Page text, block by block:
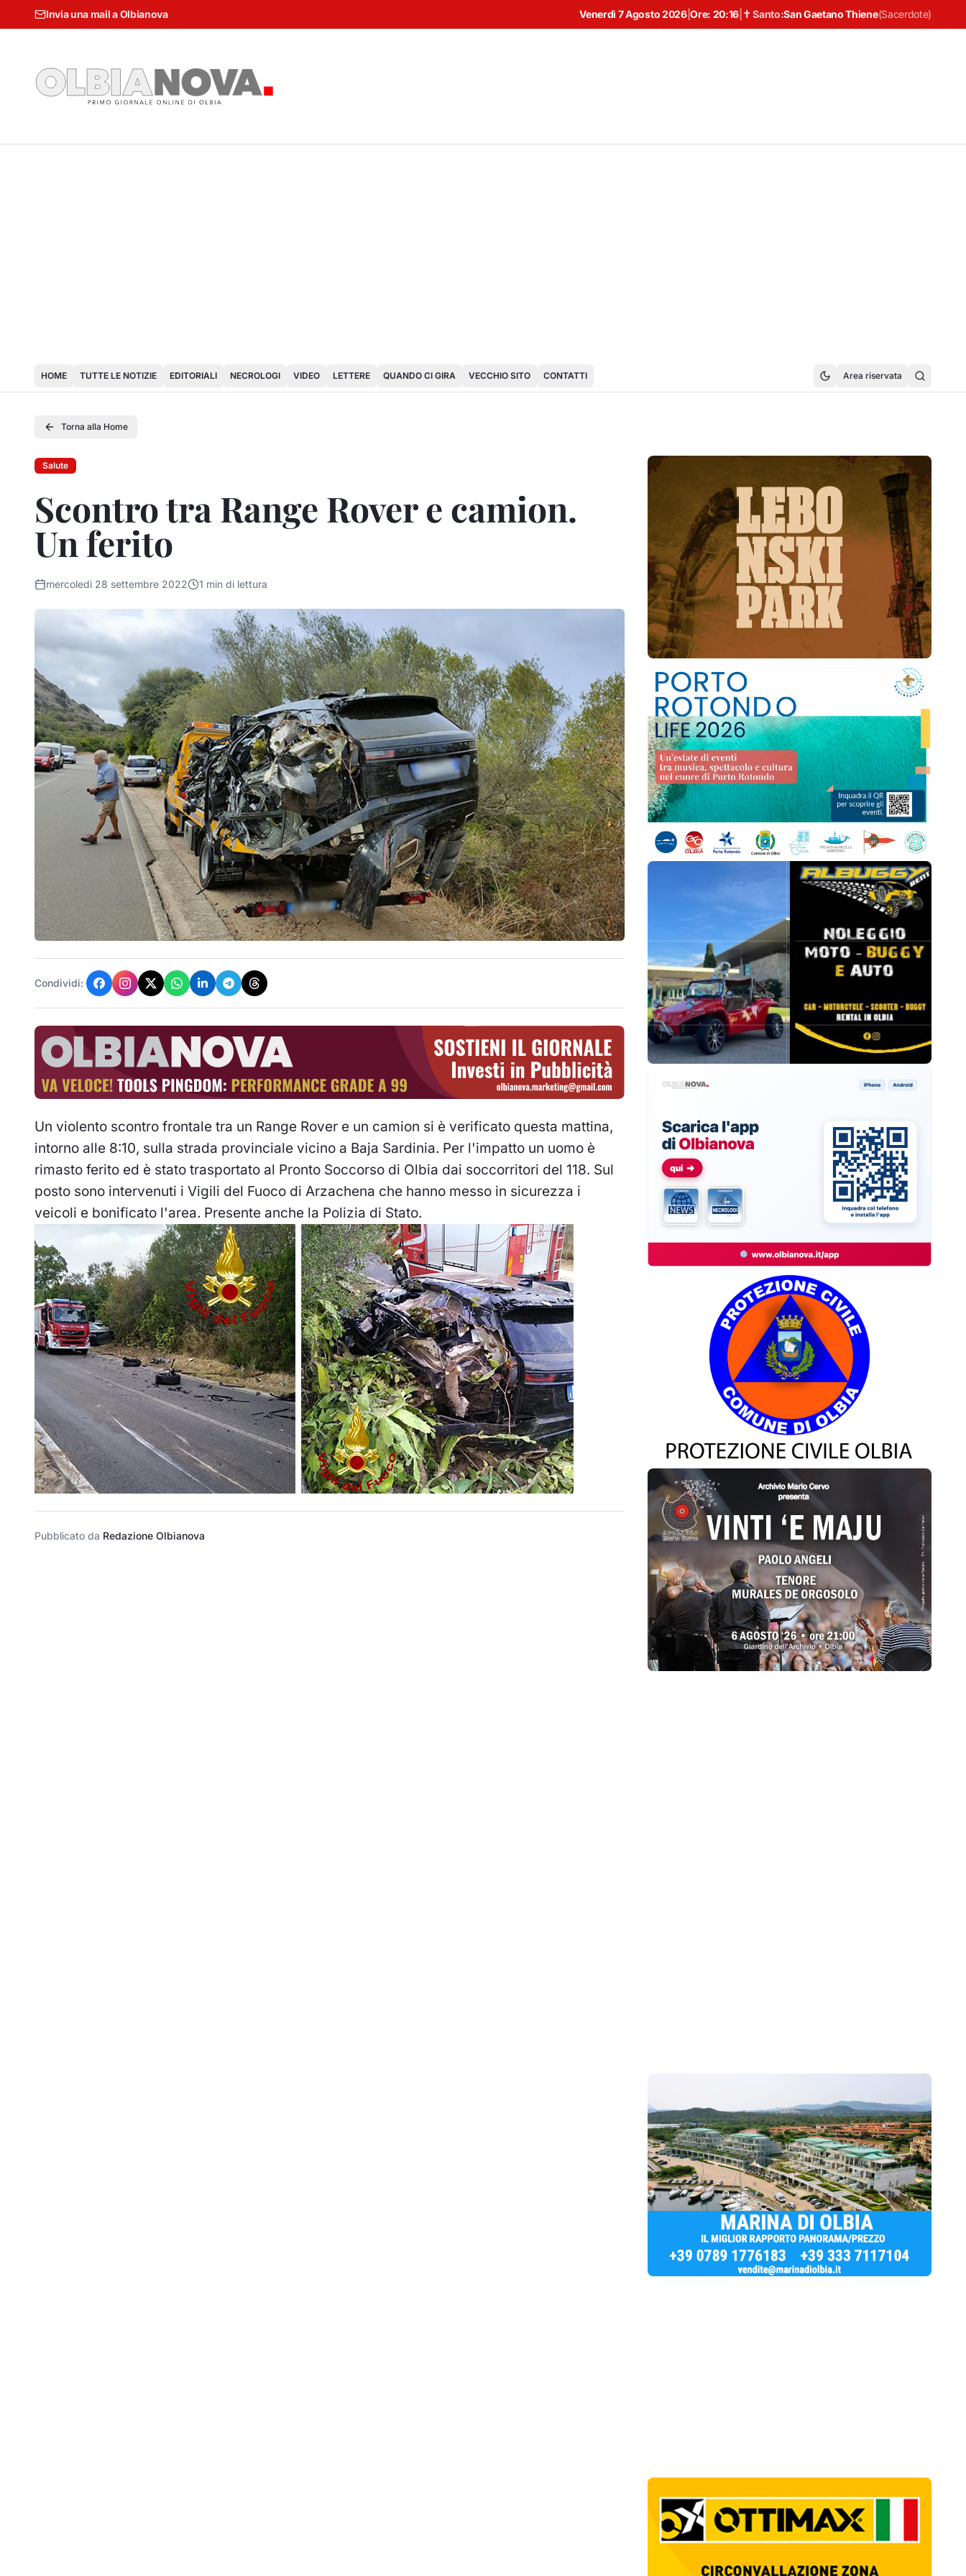
Invia una mail a Olbianova Venerdì 7 Agosto 2026|Ore: 20:16 ✝ Santo:San Gaetano Thiene(Sacerdote)
HOME TUTTE LE NOTIZIE EDITORIALI NECROLOGI VIDEO LETTERE QUANDO CI GIRA VECCHIO SITO CONTATTI Area riservata
Torna alla Home
Salute
Scontro tra Range Rover e camion.
Un ferito
mercoledì 28 settembre 2022 1 min di lettura
Condividi:
Un violento scontro frontale tra un Range Rover e un camion si è verificato questa mattina,
intorno alle 8:10, sulla strada provinciale vicino a Baja Sardinia. Per l'impatto un uomo è
rimasto ferito ed è stato trasportato al Pronto Soccorso di Olbia dai soccorritori del 118. Sul
posto sono intervenuti i Vigili del Fuoco di Arzachena che hanno messo in sicurezza i
veicoli e bonificato l'area. Presente anche la Polizia di Stato.
Pubblicato da Redazione Olbianova